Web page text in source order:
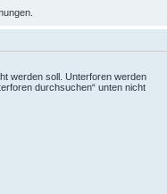
werden soll. Unterforen werden
durchsuchen“ unten nicht